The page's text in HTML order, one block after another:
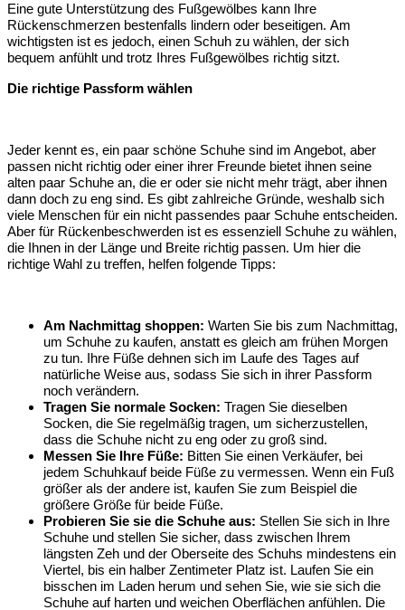
Eine gute Unterstützung des Fußgewölbes kann Ihre
Rückenschmerzen bestenfalls lindern oder beseitigen. Am
wichtigsten ist es jedoch, einen Schuh zu wählen, der sich
bequem anfühlt und trotz Ihres Fußgewölbes richtig sitzt.
Die richtige Passform wählen
Jeder kennt es, ein paar schöne Schuhe sind im Angebot, aber
passen nicht richtig oder einer ihrer Freunde bietet ihnen seine
alten paar Schuhe an, die er oder sie nicht mehr trägt, aber ihnen
dann doch zu eng sind. Es gibt zahlreiche Gründe, weshalb sich
viele Menschen für ein nicht passendes paar Schuhe entscheiden.
Aber für Rückenbeschwerden ist es essenziell Schuhe zu wählen,
die Ihnen in der Länge und Breite richtig passen. Um hier die
richtige Wahl zu treffen, helfen folgende Tipps:
Am Nachmittag shoppen: Warten Sie bis zum Nachmittag,
um Schuhe zu kaufen, anstatt es gleich am frühen Morgen
zu tun. Ihre Füße dehnen sich im Laufe des Tages auf
natürliche Weise aus, sodass Sie sich in ihrer Passform
noch verändern.
Tragen Sie normale Socken: Tragen Sie dieselben
Socken, die Sie regelmäßig tragen, um sicherzustellen,
dass die Schuhe nicht zu eng oder zu groß sind.
Messen Sie Ihre Füße: Bitten Sie einen Verkäufer, bei
jedem Schuhkauf beide Füße zu vermessen. Wenn ein Fuß
größer als der andere ist, kaufen Sie zum Beispiel die
größere Größe für beide Füße.
Probieren Sie sie die Schuhe aus: Stellen Sie sich in Ihre
Schuhe und stellen Sie sicher, dass zwischen Ihrem
längsten Zeh und der Oberseite des Schuhs mindestens ein
Viertel, bis ein halber Zentimeter Platz ist. Laufen Sie ein
bisschen im Laden herum und sehen Sie, wie sie sich die
Schuhe auf harten und weichen Oberflächen anfühlen. Die